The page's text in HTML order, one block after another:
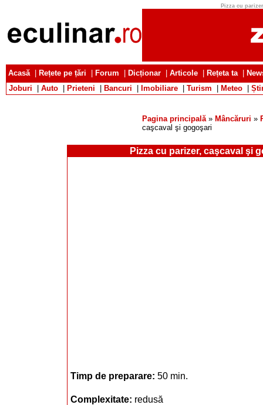
Pizza cu
Acasă| Rețete pe țări Forum Dicționar Articole Rețeta ta|
Joburi
Auto Prieteni Bancuri Imobiliare Turism Meteo
Pagina principală» Mâncăruri »
caşcaval şi gogoşari
Pizza cu parizer, caşcaval şi
Timp de preparare: 50 min.
Complexitate: redusă